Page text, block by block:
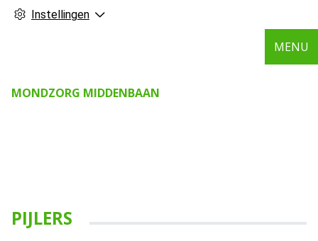
Instellingen
MONDZORG MIDDENBAAN
MENU
PIJLERS